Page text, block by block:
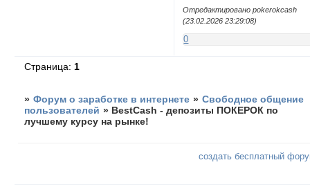
Отредактировано pokerokcash
(23.02.2026 23:29:08)
0
Страница: 1
» Форум о заработке в интернете » Свободное общение
пользователей » BestCash - депозиты ПОКЕРОК по
лучшему курсу на рынке!
создать бесплатный